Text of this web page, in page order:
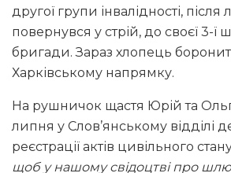
другої групи інвалідності,
повернувся у стрій, до своєї 3-ї
бригади. Зараз хлопець
Харківському напрямку.
На рушничок щастя Юрій та
липня у Слов’янському відділі
реєстрації актів цивільного
щоб у нашому свідоцтві про